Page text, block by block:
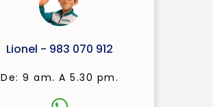
Lionel - 983 070 912
De: 9 am. A 5.30 pm.